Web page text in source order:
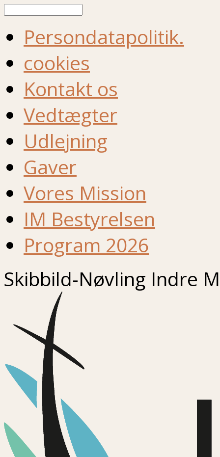
Persondatapolitik.
cookies
Kontakt os
Vedtægter
Udlejning
Gaver
Vores Mission
IM Bestyrelsen
Program 2026
Skibbild-Nøvling Indre